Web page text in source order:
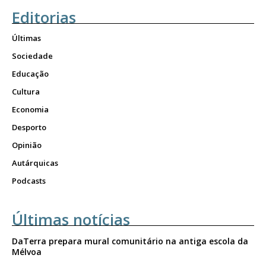
Editorias
Últimas
Sociedade
Educação
Cultura
Economia
Desporto
Opinião
Autárquicas
Podcasts
Últimas notícias
DaTerra prepara mural comunitário na antiga escola da
Mélvoa